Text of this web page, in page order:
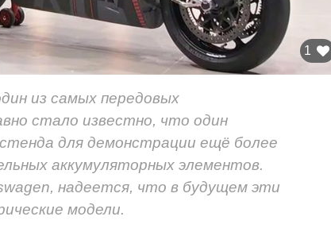
1
из самых передовых
стало известно, что один
для демонстрации ещё более
аккумуляторных элементов.
надеется, что в будущем эти
модели.